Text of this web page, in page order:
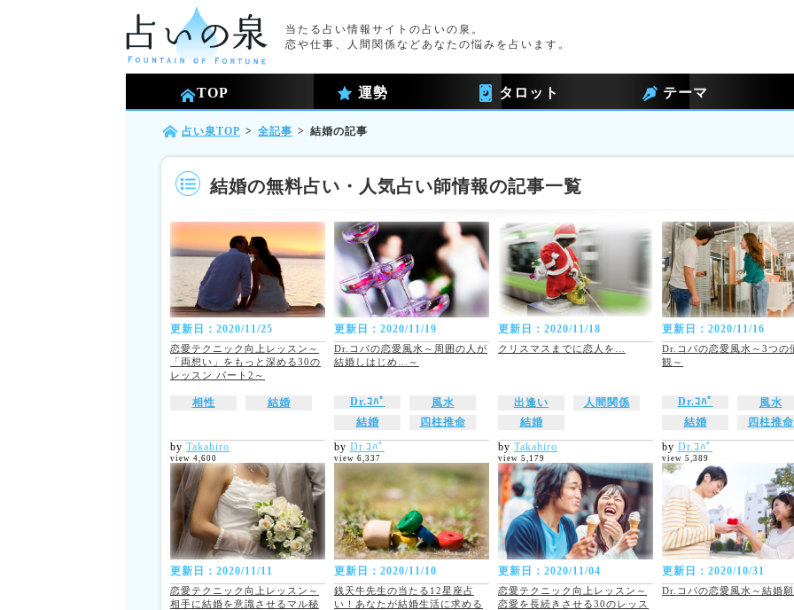
当たる占い情報サイトの占いの泉。
恋や仕事、人間関係などあなたの悩みを占います。
TOP 運勢 タロット テーマ
占い泉TOP > 全記事 > 結婚の記事
結婚の無料占い・人気占い師情報の記事一覧
更新日：2020/11/25
恋愛テクニック向上レッスン～
「両想い」をもっと深める30の
レッスン パート2～
相性 結婚
by Takahiro
view 4,600
更新日：2020/11/19
Dr.コパの恋愛風水～周囲の人が
結婚しはじめ…～
Dr.ｺﾊﾟ
風水
結婚
四柱推命
by Dr.ｺﾊﾟ
view 6,337
更新日：2020/11/18
クリスマスまでに恋人を…
出逢い
人間関係
結婚
by Takahiro
view 5,179
更新日：2020/11/16
Dr.コパの恋愛風水～3つの
観～
Dr.ｺﾊﾟ
風水
結婚
四柱推命
by Dr.ｺﾊﾟ
view 5,389
更新日：2020/11/11
恋愛テクニック向上レッスン～
相手に結婚を意識させるマル秘
更新日：2020/11/10
銭天牛先生の当たる12星座占
い！あなたが結婚生活に求める
更新日：2020/11/04
恋愛テクニック向上レッスン～
恋愛を長続きさせる30のレッス
更新日：2020/10/31
Dr.コパの恋愛風水～結婚